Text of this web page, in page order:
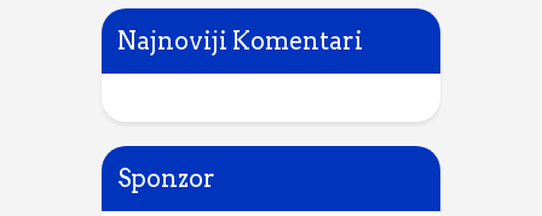
Najnoviji Komentari
Sponzor